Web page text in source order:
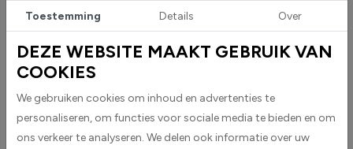
BESCHRIJVING
WEEE Stickers (RoHS) worden geleverd als rechthoekige stickers en zijn
dat een product onder de WEEE- en RoHS-normen valt, wat bijdraagt
aan veilige en conforme productinformatie.
Toestemming Details Over
DEZE WEBSITE MAAKT GEBRUIK VAN
COOKIES
We gebruiken cookies om inhoud en advertenties te
personaliseren, om functies voor sociale media te bieden en om
ons verkeer te analyseren. We delen ook informatie over uw